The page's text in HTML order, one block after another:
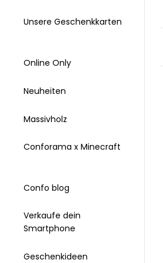
Unsere Geschenkkarten
Online Only
Neuheiten
Massivholz
Conforama x Minecraft
Confo blog
Verkaufe dein
Smartphone
Geschenkideen